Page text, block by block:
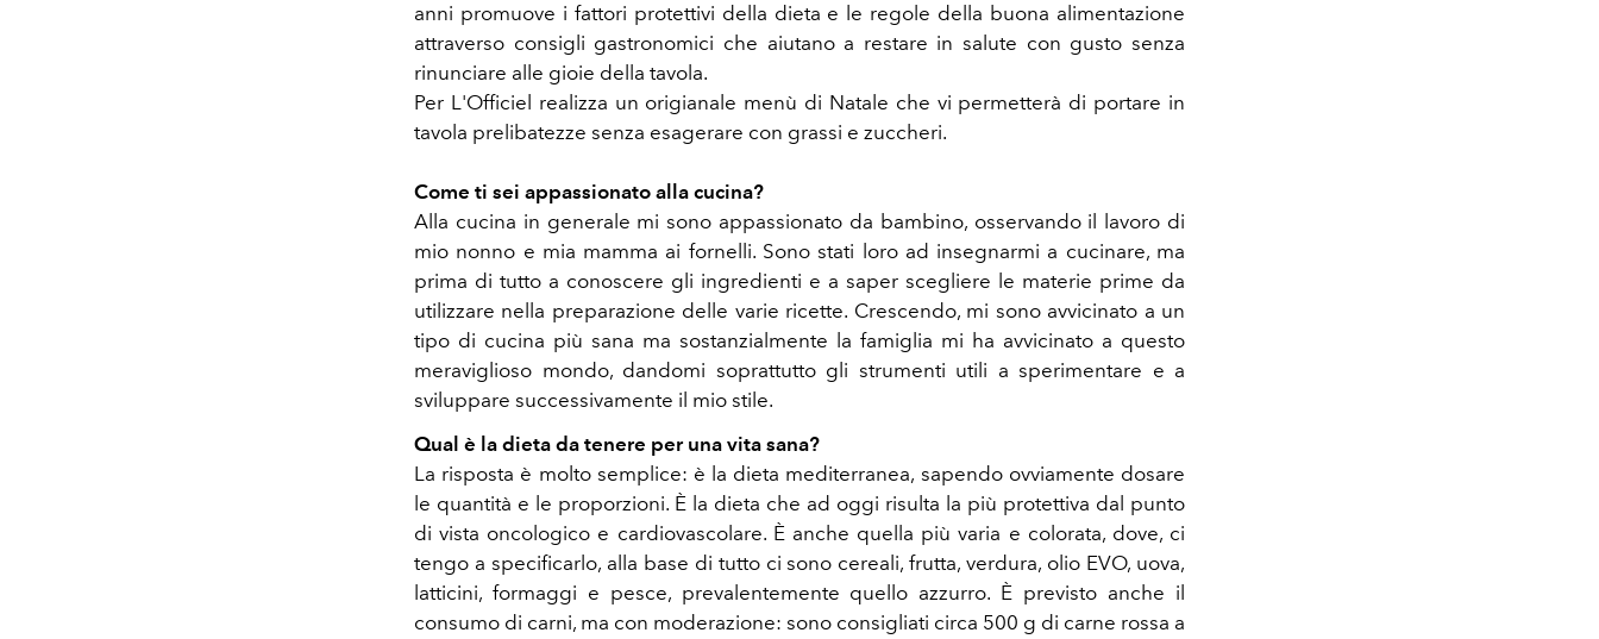
anni promuove i fattori protettivi della dieta e le regole della buona alimentazione
attraverso consigli gastronomici che aiutano a restare in salute con gusto senza
rinunciare alle gioie della tavola.
Per L'Officiel realizza un origianale menù di Natale che vi permetterà di portare in
tavola prelibatezze senza esagerare con grassi e zuccheri.
Come ti sei appassionato alla cucina?
Alla cucina in generale mi sono appassionato da bambino, osservando il lavoro di
mio nonno e mia mamma ai fornelli. Sono stati loro ad insegnarmi a cucinare, ma
prima di tutto a conoscere gli ingredienti e a saper scegliere le materie prime da
utilizzare nella preparazione delle varie ricette. Crescendo, mi sono avvicinato a un
tipo di cucina più sana ma sostanzialmente la famiglia mi ha avvicinato a questo
meraviglioso mondo, dandomi soprattutto gli strumenti utili a sperimentare e a
sviluppare successivamente il mio stile.
Qual è la dieta da tenere per una vita sana?
La risposta è molto semplice: è la dieta mediterranea, sapendo ovviamente dosare
le quantità e le proporzioni. È la dieta che ad oggi risulta la più protettiva dal punto
di vista oncologico e cardiovascolare. È anche quella più varia e colorata, dove, ci
tengo a specificarlo, alla base di tutto ci sono cereali, frutta, verdura, olio EVO, uova,
latticini, formaggi e pesce, prevalentemente quello azzurro. È previsto anche il
consumo di carni, ma con moderazione: sono consigliati circa 500 g di carne rossa a